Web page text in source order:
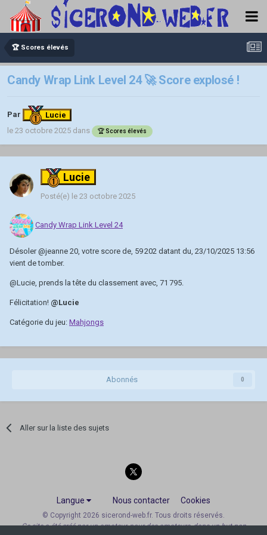
🏆 Scores élevés
Candy Wrap Link Level 24 🚀 Score explosé !
Par
Lucie
le 23 octobre 2025 dans 🏆 Scores élevés
Lucie
Posté(e) le 23 octobre 2025
Candy Wrap Link Level 24
Désoler@jeanne 20 , votre score de, 59 202 datant du, 23/10/2025 13:56
vient de tomber.
@Lucie , prends la tête du classement avec, 71 795.
Félicitation! @Lucie
Catégorie du jeu: Mahjongs
Abonnés 0
Aller sur la liste des sujets
Langue Nous contacter Cookies
© Copyright 2026 sicerond-web.fr. Tous droits réservés.
Ce site a été créé par un amateur, pour des amateurs, dans un but non